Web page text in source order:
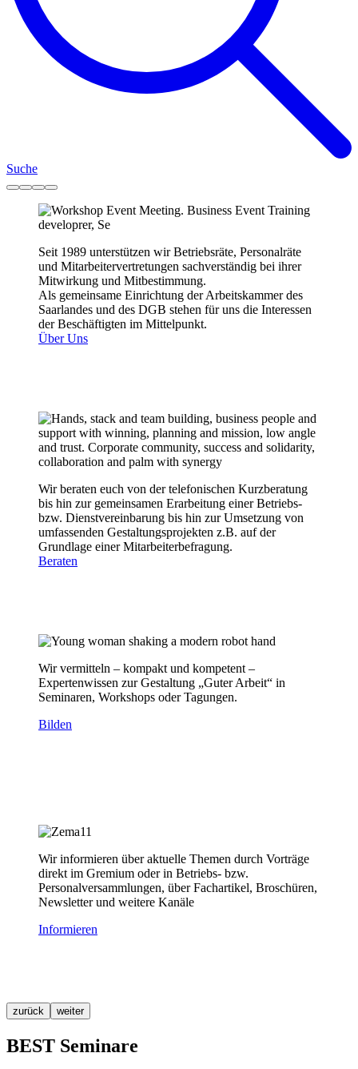
Suche
Seit 1989 unterstützen wir Betriebsräte, Personalräte
und Mitarbeitervertretungen sachverständig bei ihrer
Mitwirkung und Mitbestimmung.
Als gemeinsame Einrichtung der Arbeitskammer des
Saarlandes und des DGB stehen für uns die Interessen
der Beschäftigten im Mittelpunkt.
Über Uns
Wir beraten euch von der telefonischen Kurzberatung
bis hin zur gemeinsamen Erarbeitung einer Betriebs-
bzw. Dienstvereinbarung bis hin zur Umsetzung von
umfassenden Gestaltungsprojekten z.B. auf der
Grundlage einer Mitarbeiterbefragung.
Beraten
Wir vermitteln – kompakt und kompetent –
Expertenwissen zur Gestaltung „Guter Arbeit“ in
Seminaren, Workshops oder Tagungen.
Bilden
Wir informieren über aktuelle Themen durch Vorträge
direkt im Gremium oder in Betriebs- bzw.
Personalversammlungen, über Fachartikel, Broschüren,
Newsletter und weitere Kanäle
Informieren
zurück weiter
BEST Seminare